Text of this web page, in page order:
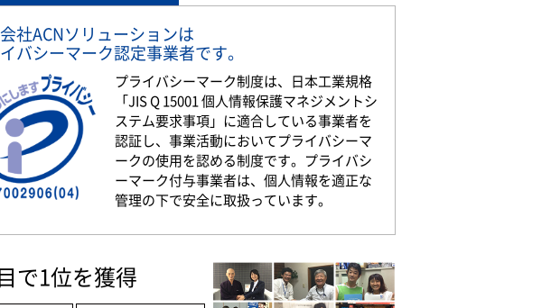
社ACNソリューションは
バシーマーク認定事業者です。
プライバシーマーク制度は、日本工業規格
「JIS Q 15001 個人情報保護マネジメントシ
ステム要求事項」に適合している事業者を
認証し、事業活動においてプライバシーマ
ークの使用を認める制度です。プライバシ
ーマーク付与事業者は、個人情報を適正な
管理の下で安全に取扱っています。
で1位を獲得